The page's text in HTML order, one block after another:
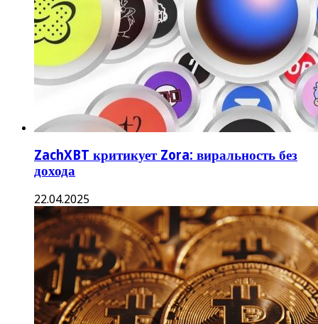
ZachXBT критикует Zora: виральность без
дохода
22.04.2025